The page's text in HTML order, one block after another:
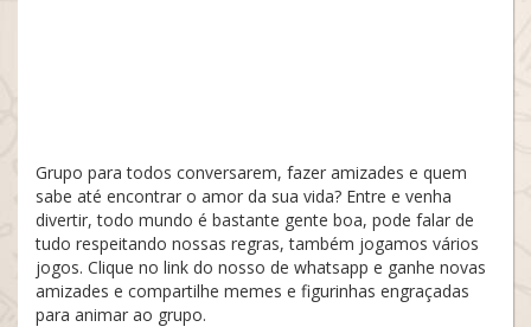
Grupo para todos conversarem, fazer amizades e quem
sabe até encontrar o amor da sua vida? Entre e venha
divertir, todo mundo é bastante gente boa, pode falar de
tudo respeitando nossas regras, também jogamos vários
jogos. Clique no link do nosso de whatsapp e ganhe novas
amizades e compartilhe memes e figurinhas engraçadas
para animar ao grupo.